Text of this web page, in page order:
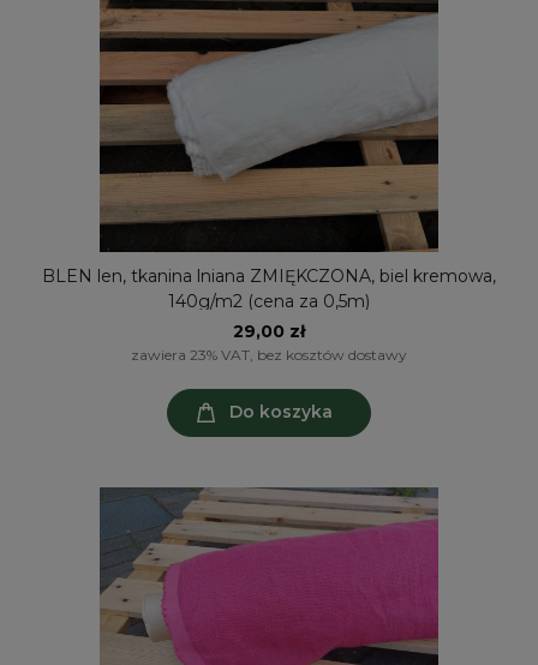
BLEN len, tkanina lniana ZMIĘKCZONA, biel kremowa,
140g/m2 (cena za 0,5m)
29,00 zł
zawiera 23% VAT, bez kosztów dostawy
Do koszyka